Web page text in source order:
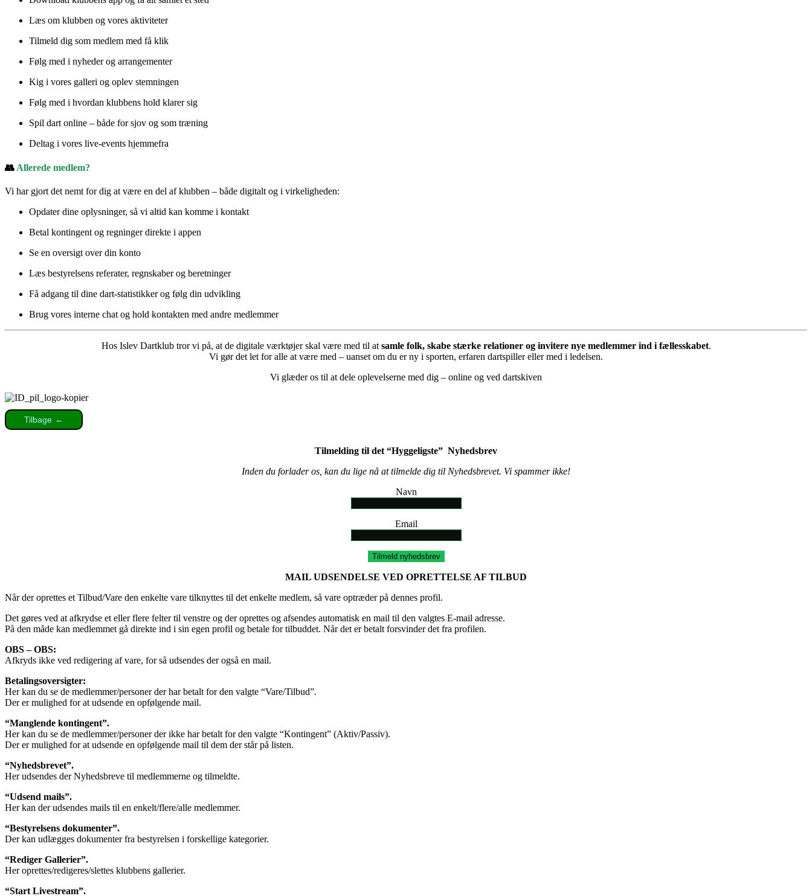
Læs om klubben og vores aktiviteter
Tilmeld dig som medlem med få klik
Følg med i nyheder og arrangementer
Kig i vores galleri og oplev stemningen
Følg med i hvordan klubbens hold klarer sig
Spil dart online – både for sjov og som træning
Deltag i vores live-events hjemmefra
👥 Allerede medlem?
Vi har gjort det nemt for dig at være en del af klubben – både digitalt og i virkeligheden:
Opdater dine oplysninger, så vi altid kan komme i kontakt
Betal kontingent og regninger direkte i appen
Se en oversigt over din konto
Læs bestyrelsens referater, regnskaber og beretninger
Få adgang til dine dart-statistikker og følg din udvikling
Brug vores interne chat og hold kontakten med andre medlemmer
Hos Islev Dartklub tror vi på, at de digitale værktøjer skal være med til at samle folk, skabe stærke relationer og invitere nye medlemmer ind i fællesskabet.
Vi gør det let for alle at være med – uanset om du er ny i sporten, erfaren dartspiller eller med i ledelsen.
Vi glæder os til at dele oplevelserne med dig – online og ved dartskiven
Tilbage ←
Tilmelding til det “Hyggeligste” Nyhedsbrev
Inden du forlader os, kan du lige nå at tilmelde dig til Nyhedsbrevet. Vi spammer ikke!
Navn
Email
Tilmeld nyhedsbrev
MAIL UDSENDELSE VED OPRETTELSE AF TILBUD
Når der oprettes et Tilbud/Vare den enkelte vare tilknyttes til det enkelte medlem, så vare optræder på dennes profil.
Det gøres ved at afkrydse et eller flere felter til venstre og der oprettes og afsendes automatisk en mail til den valgtes E-mail adresse.
På den måde kan medlemmet gå direkte ind i sin egen profil og betale for tilbuddet. Når det er betalt forsvinder det fra profilen.
OBS – OBS:
Afkryds ikke ved redigering af vare, for så udsendes der også en mail.
Betalingsoversigter:
Her kan du se de medlemmer/personer der har betalt for den valgte “Vare/Tilbud”.
Der er mulighed for at udsende en opfølgende mail.
“Manglende kontingent”.
Her kan du se de medlemmer/personer der ikke har betalt for den valgte “Kontingent” (Aktiv/Passiv).
Der er mulighed for at udsende en opfølgende mail til dem der står på listen.
“Nyhedsbrevet”.
Her udsendes der Nyhedsbreve til medlemmerne og tilmeldte.
“Udsend mails”.
Her kan der udsendes mails til en enkelt/flere/alle medlemmer.
“Bestyrelsens dokumenter”.
Der kan udlægges dokumenter fra bestyrelsen i forskellige kategorier.
“Rediger Gallerier”.
Her oprettes/redigeres/slettes klubbens gallerier.
“Start Livestream”.